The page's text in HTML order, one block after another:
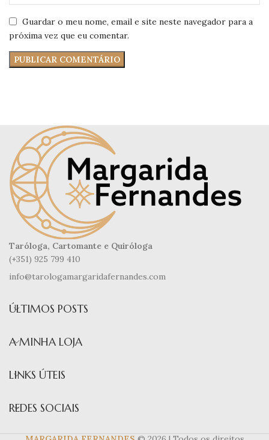
Guardar o meu nome, email e site neste navegador para a
próxima vez que eu comentar.
Taróloga, Cartomante e Quiróloga
(+351) 925 799 410
info@tarologamargaridafernandes.com
ÚLTIMOS POSTS
A MINHA LOJA
LINKS ÚTEIS
REDES SOCIAIS